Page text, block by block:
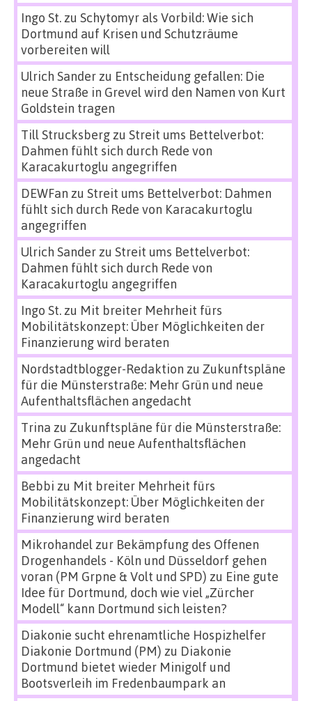
Ingo St.zu Schytomyr als Vorbild: Wie sich
Dortmund auf Krisen und Schutzräume
vorbereiten will
Ulrich Sanderzu Entscheidung gefallen: Die
neue Straße in Grevel wird den Namen von Kurt
Goldstein tragen
Till Strucksbergzu Streit ums Bettelverbot:
Dahmen fühlt sich durch Rede von
Karacakurtoglu angegriffen
DEWFan zu Streit ums Bettelverbot: Dahmen
fühlt sich durch Rede von Karacakurtoglu
angegriffen
Ulrich Sanderzu Streit ums Bettelverbot:
Dahmen fühlt sich durch Rede von
Karacakurtoglu angegriffen
Ingo St.zu Mit breiter Mehrheit fürs
Mobilitätskonzept: Über Möglichkeiten der
Finanzierung wird beraten
Nordstadtblogger-Redaktion zu Zukunftspläne
für die Münsterstraße: Mehr Grün und neue
Aufenthaltsflächen angedacht
Trina zu Zukunftspläne für die Münsterstraße:
Mehr Grün und neue Aufenthaltsflächen
angedacht
Bebbi zu Mit breiter Mehrheit fürs
Mobilitätskonzept: Über Möglichkeiten der
Finanzierung wird beraten
Mikrohandel zur Bekämpfung des Offenen
Drogenhandels - Köln und Düsseldorf gehen
voran (PM Grpne & Volt und SPD) zu Eine gute
Idee für Dortmund, doch wie viel „Zürcher
Modell“ kann Dortmund sich leisten?
Diakonie sucht ehrenamtliche Hospizhelfer
Diakonie Dortmund (PM) zu Diakonie
Dortmund bietet wieder Minigolf und
Bootsverleih im Fredenbaumpark an